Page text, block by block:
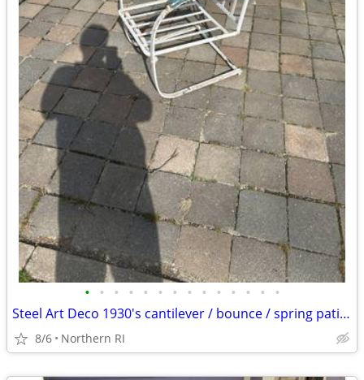
• • • • • • • • • • • • • •
Steel Art Deco 1930's cantilever / bounce / spring patio rocker A427
8/6 Northern RI